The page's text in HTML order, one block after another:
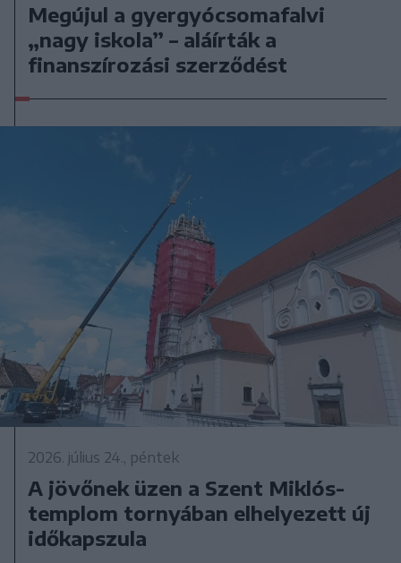
Megújul a gyergyócsomafalvi
„nagy iskola” – aláírták a
finanszírozási szerződést
2026. július 24., péntek
A jövőnek üzen a Szent Miklós-
templom tornyában elhelyezett új
időkapszula